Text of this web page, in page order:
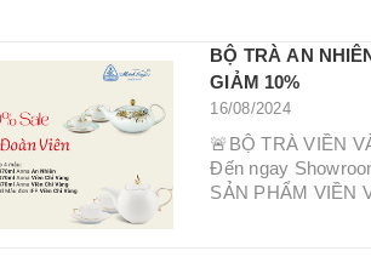
BỘ TRÀ AN
GIẢM 10%
16/08/2024
🚨BỘ TRÀ VIỀN
Đến ngay
SẢN PHẨM VIỀN